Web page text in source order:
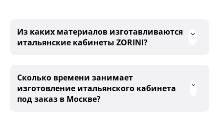
Из каких материалов изготавливаются
итальянские кабинеты ZORINI?
Сколько времени занимает
изготовление итальянского кабинета
под заказ в Москве?